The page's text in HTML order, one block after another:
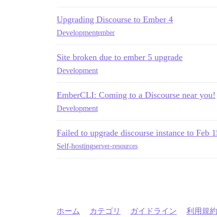
Upgrading Discourse to Ember 4
Developmentember
Site broken due to ember 5 upgrade
Development
EmberCLI: Coming to a Discourse near you!
Development
Failed to upgrade discourse instance to Feb
Self-hostingserver-resources
ホーム カテゴリ ガイドライン 利用規約